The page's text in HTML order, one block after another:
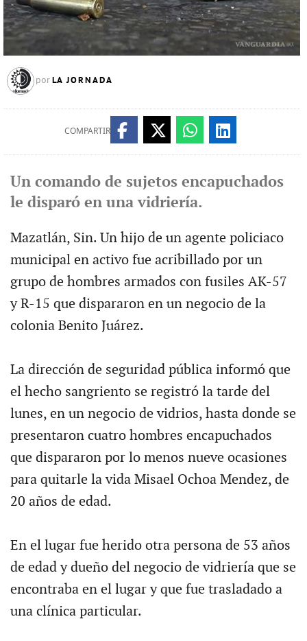
por LA JORNADA
COMPARTIR
Un comando de sujetos encapuchados
le disparó en una vidriería.
Mazatlán, Sin. Un hijo de un agente policiaco
municipal en activo fue acribillado por un
grupo de hombres armados con fusiles AK-57
y R-15 que dispararon en un negocio de la
colonia Benito Juárez.
La dirección de seguridad pública informó que
el hecho sangriento se registró la tarde del
lunes, en un negocio de vidrios, hasta donde se
presentaron cuatro hombres encapuchados
que dispararon por lo menos nueve ocasiones
para quitarle la vida Misael Ochoa Mendez, de
20 años de edad.
En el lugar fue herido otra persona de 53 años
de edad y dueño del negocio de vidriería que se
encontraba en el lugar y que fue trasladado a
una clínica particular.